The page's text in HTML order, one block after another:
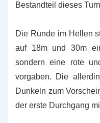
Bestandteil dieses
Die Runde im Hellen
auf 18m und 30m
sondern eine rote
vorgaben. Die
Dunkeln zum
der erste Durchgang